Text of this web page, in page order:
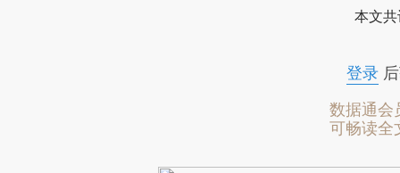
本文共
登录后
数据通会
可畅读全